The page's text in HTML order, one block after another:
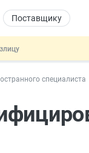
Поставщику
#заказчику
#бухгалтеру
специалиста